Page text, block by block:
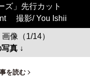
ズ」先行カット
撮影/ You Ishii
像（1/14）
真 ↓
を読む